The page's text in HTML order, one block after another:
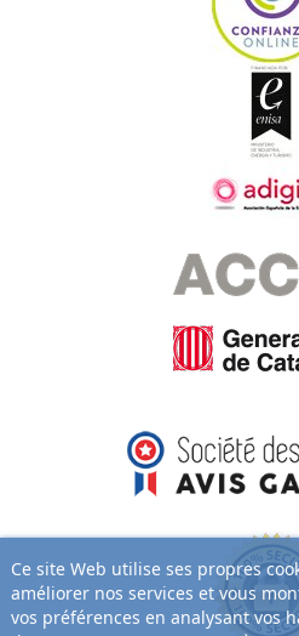
Ce site Web utilise ses propres
améliorer nos services et vous
vos préférences en analysant vos